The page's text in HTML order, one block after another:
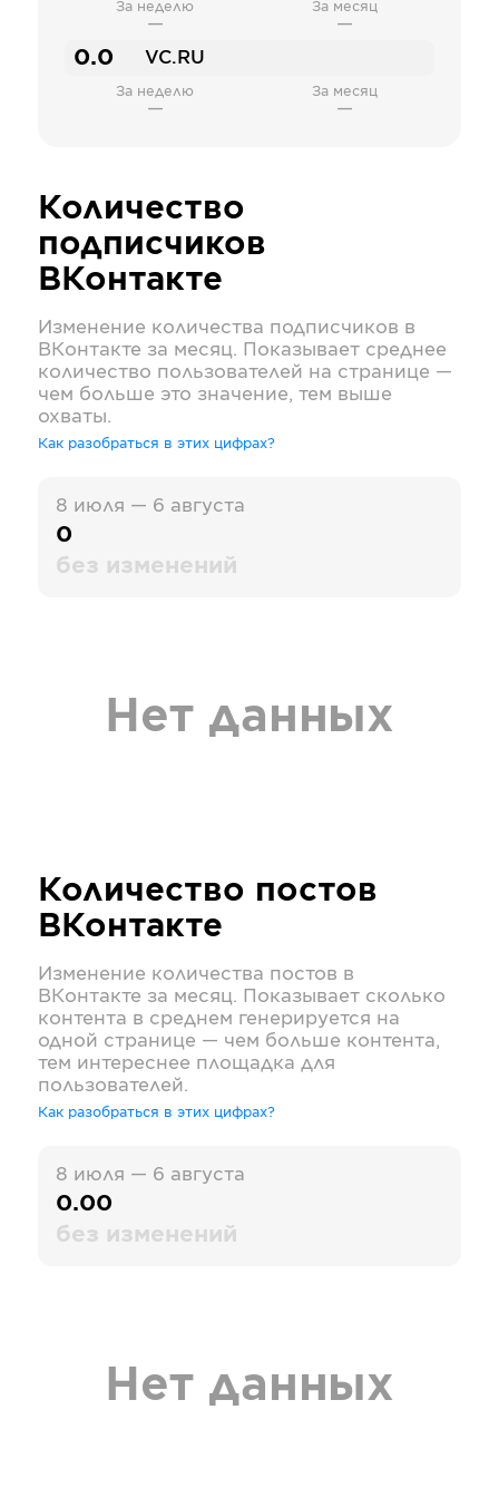
За неделю
—
За месяц
—
0.0 VC.RU
За неделю
—
За месяц
—
Количество
подписчиков
ВКонтакте
Изменение количества подписчиков в
ВКонтакте за месяц. Показывает среднее
количество пользователей на странице —
чем больше это значение, тем выше
охваты.
Как разобраться в этих цифрах?
8 июля — 6 августа
0
без изменений
Нет данных
Количество постов
ВКонтакте
Изменение количества постов в
ВКонтакте за месяц. Показывает сколько
контента в среднем генерируется на
одной странице — чем больше контента,
тем интереснее площадка для
пользователей.
Как разобраться в этих цифрах?
8 июля — 6 августа
0.00
без изменений
Нет данных